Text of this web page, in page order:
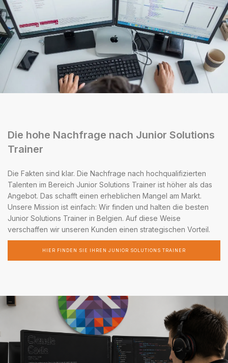
Die hohe Nachfrage nach Junior Solutions
Trainer
Die Fakten sind klar. Die Nachfrage nach hochqualifizierten
Talenten im Bereich Junior Solutions Trainer ist höher als das
Angebot. Das schafft einen erheblichen Mangel am Markt.
Unsere Mission ist einfach: Wir finden und halten die besten
Junior Solutions Trainer in Belgien. Auf diese Weise
verschaffen wir unseren Kunden einen strategischen Vorteil.
HIER FINDEN SIE IHREN JUNIOR SOLUTIONS TRAINER